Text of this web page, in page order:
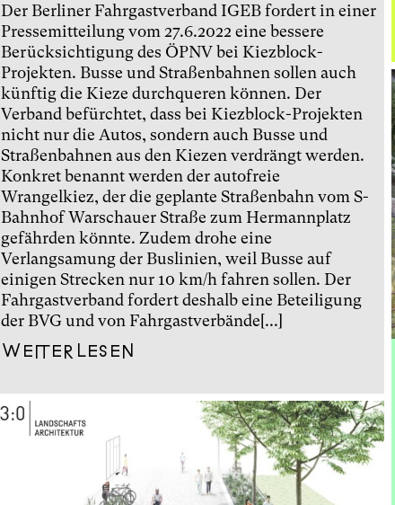
Der Berliner Fahrgastverband IGEB fordert in einer
Pressemitteilung vom 27.6.2022 eine bessere
Berücksichtigung des ÖPNV bei Kiezblock-
Projekten. Busse und Straßenbahnen sollen auch
künftig die Kieze durchqueren können. Der
Verband befürchtet, dass bei Kiezblock-Projekten
nicht nur die Autos, sondern auch Busse und
Straßenbahnen aus den Kiezen verdrängt werden.
Konkret benannt werden der autofreie
Wrangelkiez, der die geplante Straßenbahn vom S-
Bahnhof Warschauer Straße zum Hermannplatz
gefährden könnte. Zudem drohe eine
Verlangsamung der Buslinien, weil Busse auf
einigen Strecken nur 10 km/h fahren sollen. Der
Fahrgastverband fordert deshalb eine Beteiligung
der BVG und von Fahrgastverbände[...]
Weiterlesen